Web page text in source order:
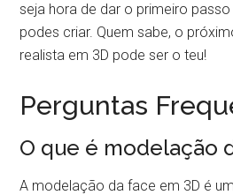
seja hora de dar o primeiro
podes criar. Quem sabe, o
realista em 3D pode ser o teu!
Perguntas
O que é modelação
A modelação da face em 3D é